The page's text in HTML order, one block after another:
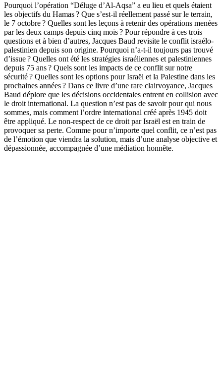
Pourquoi l’opération “Déluge d’Al-Aqsa” a eu lieu et quels étaient
les objectifs du Hamas ? Que s’est-il réellement passé sur le terrain,
le 7 octobre ? Quelles sont les leçons à retenir des opérations menées
par les deux camps depuis cinq mois ? Pour répondre à ces trois
questions et à bien d’autres, Jacques Baud revisite le conflit israélo-
palestinien depuis son origine. Pourquoi n’a-t-il toujours pas trouvé
d’issue ? Quelles ont été les stratégies israéliennes et palestiniennes
depuis 75 ans ? Quels sont les impacts de ce conflit sur notre
sécurité ? Quelles sont les options pour Israël et la Palestine dans les
prochaines années ? Dans ce livre d’une rare clairvoyance, Jacques
Baud déplore que les décisions occidentales entrent en collision avec
le droit international. La question n’est pas de savoir pour qui nous
sommes, mais comment l’ordre international créé après 1945 doit
être appliqué. Le non-respect de ce droit par Israël est en train de
provoquer sa perte. Comme pour n’importe quel conflit, ce n’est pas
de l’émotion que viendra la solution, mais d’une analyse objective et
dépassionnée, accompagnée d’une médiation honnête.